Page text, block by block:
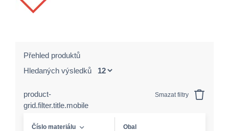
Přehled produktů
Hledaných výsledků
product-
grid.filter.title.mobile
Smazat filtry
Číslo materiálu Obal